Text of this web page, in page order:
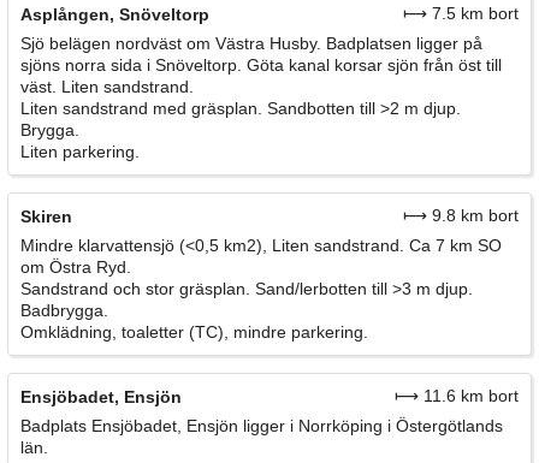
Asplången, Snöveltorp
⟼ 7.5 km bort
Sjö belägen nordväst om Västra Husby. Badplatsen ligger på
sjöns norra sida i Snöveltorp. Göta kanal korsar sjön från öst till
väst. Liten sandstrand.
Liten sandstrand med gräsplan. Sandbotten till >2 m djup.
Brygga.
Liten parkering.
Skiren
⟼ 9.8 km bort
Mindre klarvattensjö (<0,5 km2), Liten sandstrand. Ca 7 km SO
om Östra Ryd.
Sandstrand och stor gräsplan. Sand/lerbotten till >3 m djup.
Badbrygga.
Omklädning, toaletter (TC), mindre parkering.
Ensjöbadet, Ensjön
⟼ 11.6 km bort
Badplats Ensjöbadet, Ensjön ligger i Norrköping i Östergötlands
län.